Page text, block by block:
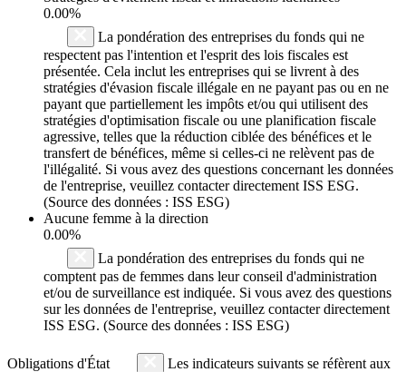
0.00%
La pondération des entreprises du fonds qui ne
respectent pas l'intention et l'esprit des lois fiscales est
présentée. Cela inclut les entreprises qui se livrent à des
stratégies d'évasion fiscale illégale en ne payant pas ou en ne
payant que partiellement les impôts et/ou qui utilisent des
stratégies d'optimisation fiscale ou une planification fiscale
agressive, telles que la réduction ciblée des bénéfices et le
transfert de bénéfices, même si celles-ci ne relèvent pas de
l'illégalité. Si vous avez des questions concernant les données
de l'entreprise, veuillez contacter directement ISS ESG.
(Source des données : ISS ESG)
Aucune femme à la direction
0.00%
La pondération des entreprises du fonds qui ne
comptent pas de femmes dans leur conseil d'administration
et/ou de surveillance est indiquée. Si vous avez des questions
sur les données de l'entreprise, veuillez contacter directement
ISS ESG. (Source des données : ISS ESG)
Obligations d'État
Les indicateurs suivants se réfèrent aux